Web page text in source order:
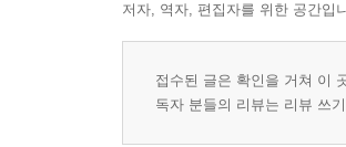
미국 America
장소 Place
저자, 역자, 편집자를 위한 공간입
접수된 글은 확인을 거쳐 이
독자 분들의 리뷰는 리뷰 쓰